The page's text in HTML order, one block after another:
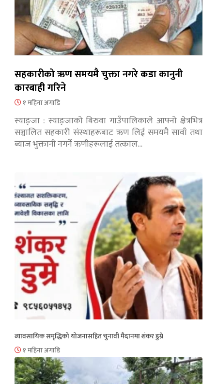
सहकारीको ऋण समयमै चुक्ता नगरे कडा कानुनी
कारबाही गरिने
१ महिना अगाडि
स्याङ्जा : स्याङ्जाको बिरुवा गाउँपालिकाले आफ्नो क्षेत्रभित्र
सञ्चालित सहकारी संस्थाहरूबाट ऋण लिई समयमै सावाँ तथा
ब्याज भुक्तानी नगर्ने ऋणीहरूलाई तत्काल…
व्यावसायिक समृद्धिको योजनासहित चुनावी मैदानमा शंकर डुम्रे
१ महिना अगाडि